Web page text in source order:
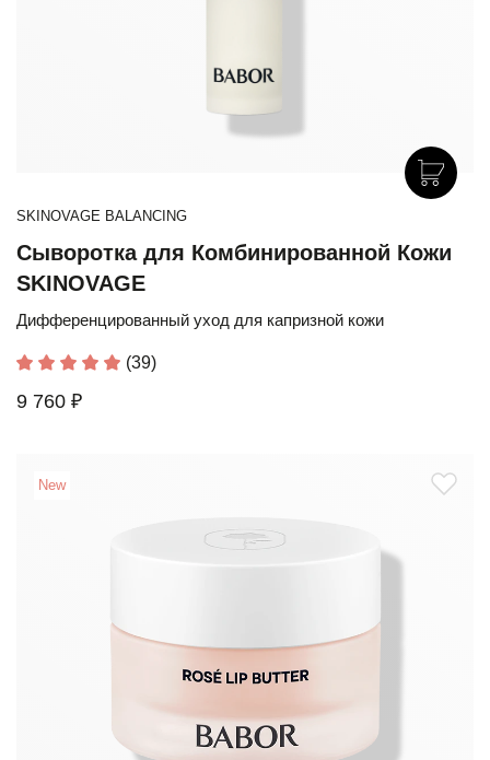
SKINOVAGE BALANCING
Сыворотка для Комбинированной Кожи
SKINOVAGE
Дифференцированный уход для капризной кожи
(39)
9 760 ₽
New